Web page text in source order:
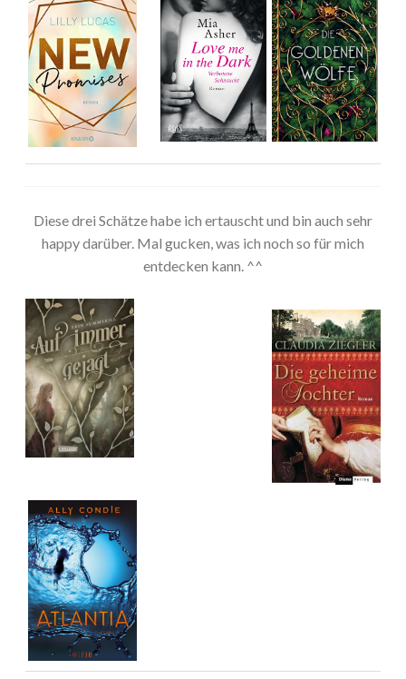
Diese drei Schätze habe ich ertauscht und bin auch sehr
happy darüber. Mal gucken, was ich noch so für mich
entdecken kann. ^^